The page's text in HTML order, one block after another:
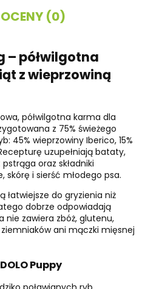
OCENY (0)
– półwilgotna
z wieprzowiną
półwilgotna karma dla
z 75% świeżego
45% wieprzowiny Iberico, 15%
uzupełniają bataty,
oraz składniki
skórę i sierść młodego psa.
łatwiejsze do gryzienia niż
dobrze odpowiadają
nie zawiera zbóż, glutenu,
ani mączki mięsnej
Puppy